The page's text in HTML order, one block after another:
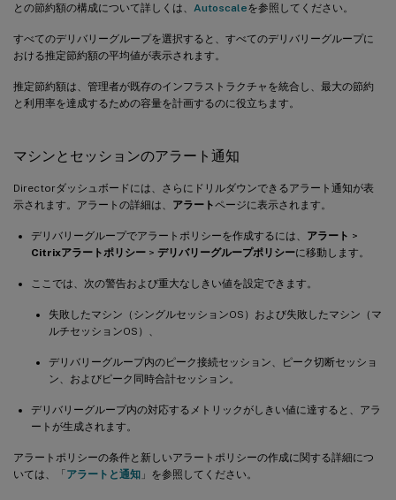
との節約額の構成について詳しくは、 Autoscaleを参照してください。
すべてのデリバリーグループを選択すると、すべてのデリバリーグループに
おける推定節約額の平均値が表示されます。
推定節約額は、管理者が既存のインフラストラクチャを統合し、最大の節約
と利用率を達成するための容量を計画するのに役立ちます。
マシンとセッションのアラート通知
Directorダッシュボードには、さらにドリルダウンできるアラート通知が表
示されます。アラートの詳細は、 アラートページに表示されます。
デリバリーグループでアラートポリシーを作成するには、 アラート >
Citrixアラートポリシー > デリバリーグループポリシーに移動します。
ここでは、次の警告および重大なしきい値を設定できます。
失敗したマシン（シングルセッションOS）および失敗したマシン（マ
ルチセッションOS）、
デリバリーグループ内のピーク接続セッション、ピーク切断セッショ
ン、およびピーク同時合計セッション。
デリバリーグループ内の対応するメトリックがしきい値に達すると、アラ
ートが生成されます。
アラートポリシーの条件と新しいアラートポリシーの作成に関する詳細につ
いては、「アラートと通知 」を参照してください。